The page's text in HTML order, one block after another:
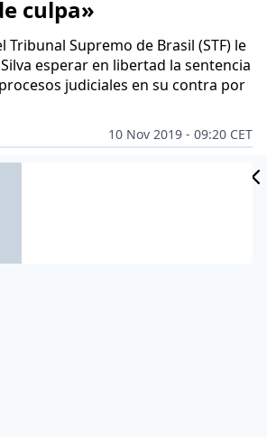
culpa»
Tribunal Supremo de Brasil (STF) le
esperar en libertad la sentencia
judiciales en su contra por
10 Nov 2019 - 09:20 CET